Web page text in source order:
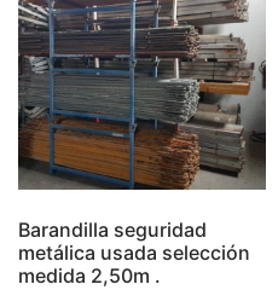
Barandilla seguridad
metálica usada selección
medida 2,50m .